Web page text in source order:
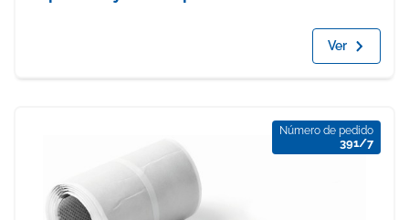
Ver
Número de pedido
391/7